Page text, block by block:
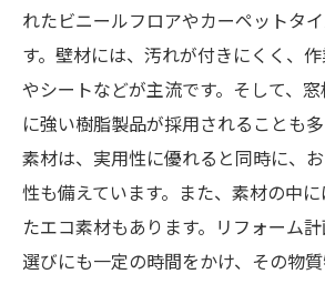
れたビニールフロアやカーペットタ
す。壁材には、汚れが付きにくく、
やシートなどが主流です。そして、
に強い樹脂製品が採用されることも
素材は、実用性に優れると同時に、
性も備えています。また、素材の中
たエコ素材もあります。リフォーム
選びにも一定の時間をかけ、その物